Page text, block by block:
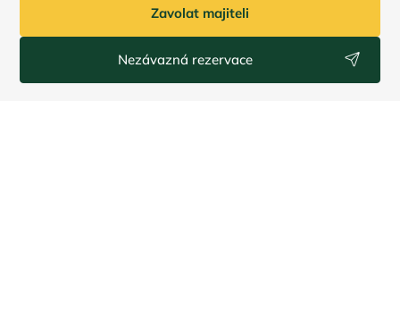
Zavolat majiteli
Nezávazná rezervace